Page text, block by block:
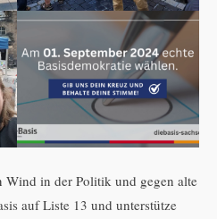
in der Politik und gegen alte
auf Liste 13 und unterstütze